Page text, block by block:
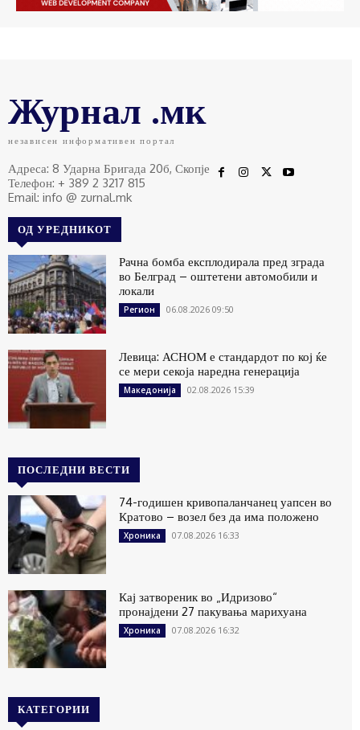
Журнал .мк
независен информативен портал
Адреса: 8 Ударна Бригада 20б, Скопје
Телефон: + 389 2 3217 815
Email: info @ zurnal.mk
ОД УРЕДНИКОТ
Рачна бомба експлодирала пред зграда
во Белград – оштетени автомобили и
локали
Регион 06.08.2026 09:50
Левица: АСНОМ е стандардот по кој ќе
се мери секоја наредна генерација
Македонија 02.08.2026 15:39
ПОСЛЕДНИ ВЕСТИ
74-годишен кривопаланчанец уапсен во
Кратово – возел без да има положено
Хроника 07.08.2026 16:33
Кај затвореник во „Идризово“
пронајдени 27 пакувања марихуана
Хроника 07.08.2026 16:32
КАТЕГОРИИ